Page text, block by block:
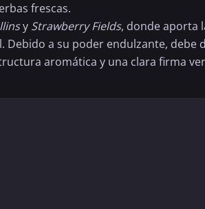
frescas.
y Strawberry Fields, donde aporta
Debido a su poder endulzante,
aromática y una clara firma